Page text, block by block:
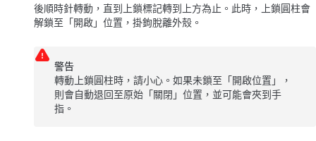
後順時針轉動，直到上鎖標記轉到上方為止。此時，上鎖圓柱會
解鎖至「開啟」位置，掛鉤脫離外殼。
警告
轉動上鎖圓柱時，請小心。如果未鎖至「開啟位置」，
則會自動退回至原始「關閉」位置，並可能會夾到手
指。